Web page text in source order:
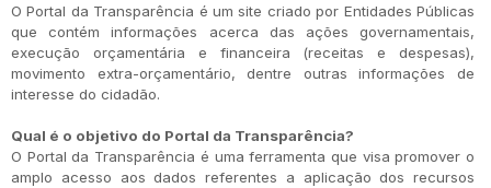
O Portal da Transparência é um site criado por Entidades Públicas
que contém informações acerca das ações governamentais,
execução orçamentária e financeira (receitas e despesas),
movimento extra-orçamentário, dentre outras informações de
interesse do cidadão.
Qual é o objetivo do Portal da Transparência?
O Portal da Transparência é uma ferramenta que visa promover o
amplo acesso aos dados referentes a aplicação dos recursos